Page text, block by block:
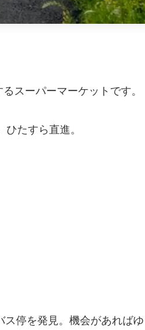
スーパーマーケットです。
たすら直進。
停を発見。機会があれば